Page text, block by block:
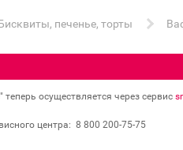
печенье, торты
осуществляется через сервис
центра: 8 800 200‐75‐75